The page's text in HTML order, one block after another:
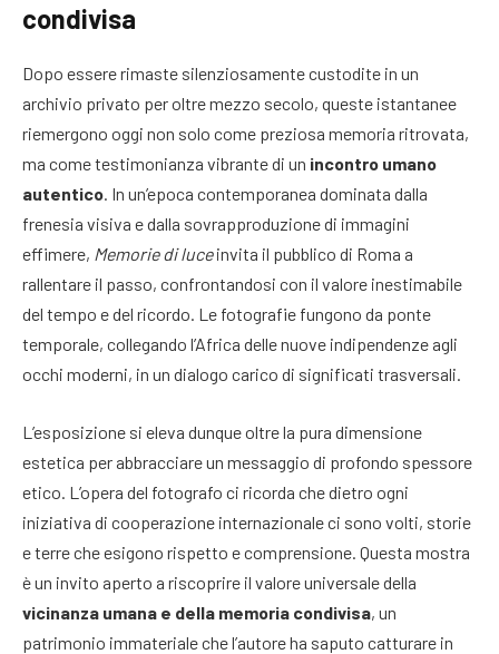
condivisa
Dopo essere rimaste silenziosamente custodite in un
archivio privato per oltre mezzo secolo, queste istantanee
riemergono oggi non solo come preziosa memoria ritrovata,
ma come testimonianza vibrante di un incontro umano
autentico. In un’epoca contemporanea dominata dalla
frenesia visiva e dalla sovrapproduzione di immagini
effimere, Memorie di luceinvita il pubblico di Roma a
rallentare il passo, confrontandosi con il valore inestimabile
del tempo e del ricordo. Le fotografie fungono da ponte
temporale, collegando l’Africa delle nuove indipendenze agli
occhi moderni, in un dialogo carico di significati trasversali.
L’esposizione si eleva dunque oltre la pura dimensione
estetica per abbracciare un messaggio di profondo spessore
etico. L’opera del fotografo ci ricorda che dietro ogni
iniziativa di cooperazione internazionale ci sono volti, storie
e terre che esigono rispetto e comprensione. Questa mostra
è un invito aperto a riscoprire il valore universale della
vicinanza umana e della memoria condivisa, un
patrimonio immateriale che l’autore ha saputo catturare in